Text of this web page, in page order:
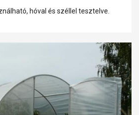
hóval és széllel tesztelve.